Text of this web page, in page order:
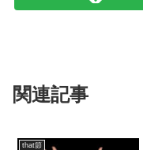
関連記事
that節